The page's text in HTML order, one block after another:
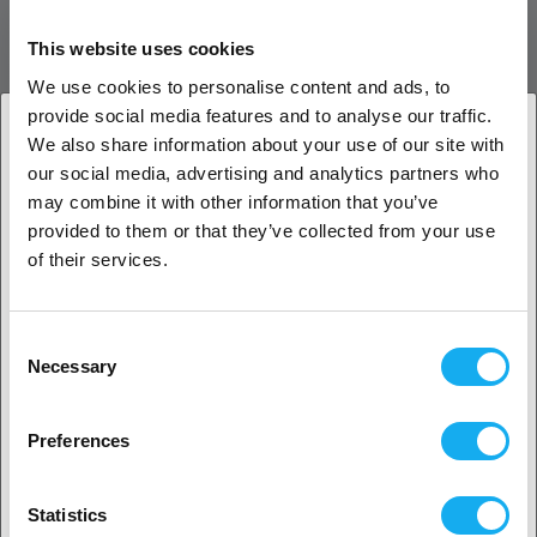
This website uses cookies
We use cookies to personalise content and ads, to
provide social media features and to analyse our traffic.
We also share information about your use of our site with
our social media, advertising and analytics partners who
may combine it with other information that you’ve
provided to them or that they’ve collected from your use
of their services.
Selection
Necessary
Preferences
Statistics
Switch im Bambu Lab Wikifür Schritt-für-Schritt-Anweisungen.
Nach der Installation auf dem X2D kann die
durchgeführt werden. Entfernen Sie den Switch und stellen
Sie den Drucker im Originalzustand wieder her, um diese
1. Sind Sie Geschäftskunde oder Privatkunde?
Geschäftskunde
Privatkunde